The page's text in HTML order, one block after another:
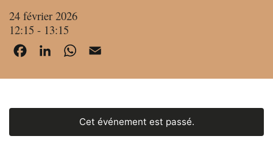
24 février 2026
12:15 - 13:15
FacebookLinkedInWhatsApp
Cet événement est passé.